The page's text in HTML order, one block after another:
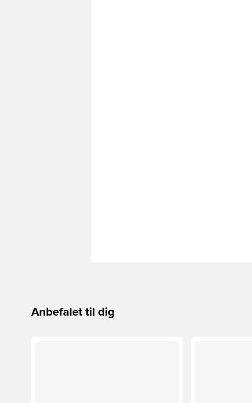
Anbefalet til dig